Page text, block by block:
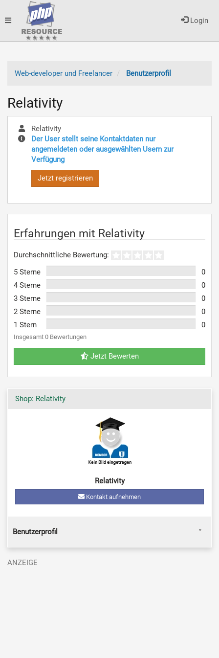
Login
Toggle
Web-developer und Freelancer
Benutzerprofil
Relativity
Relativity
Der User stellt seine Kontaktdaten nur
angemeldeten oder ausgewählten Usern zur
Verfügung
Jetzt registrieren
Erfahrungen mit Relativity
Durchschnittliche Bewertung:
5 Sterne
0
4 Sterne
0
3 Sterne
0
2 Sterne
0
1 Stern
0
Insgesamt 0 Bewertungen
Jetzt Bewerten
Shop: Relativity
Relativity
Kontakt aufnehmen
Benutzerprofil